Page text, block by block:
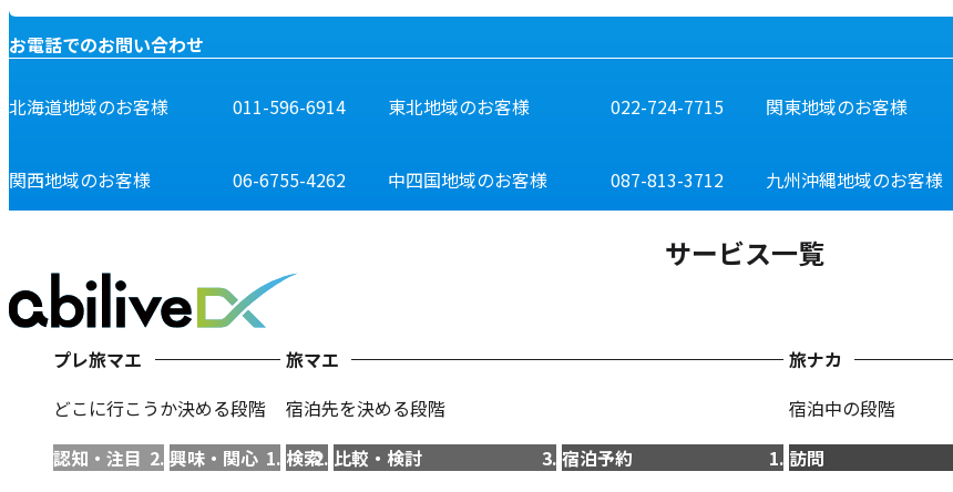
お電話でのお問い合わせ
北海道地域のお客様 011-596-6914 東北地域のお客様 022-724-7715 関東地域のお客様
関西地域のお客様 06-6755-4262 中四国地域のお客様 087-813-3712 九州沖縄地域のお客様
サービス一覧
プレ旅マエ
どこに行こうか決める段階
認知・注目
興味・関心
旅マエ
宿泊先を決める段階
検索 比較・検討 宿泊予約
旅ナカ
宿泊中の段階
訪問